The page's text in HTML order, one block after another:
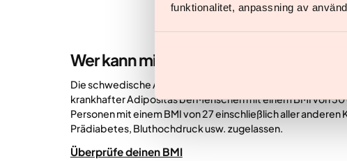
funktionalitet, anpassning av
Wer kann mit Medikamenten behandelt
Die schwedische Arzneimittelbehörde hat Semaglutid zur
krankhafter Adipositas bei Menschen mit einem BMI von
Personen mit einem BMI von 27 einschließlich aller anderen
Prädiabetes, Bluthochdruck usw. zugelassen.
Überprüfe deinen BMI